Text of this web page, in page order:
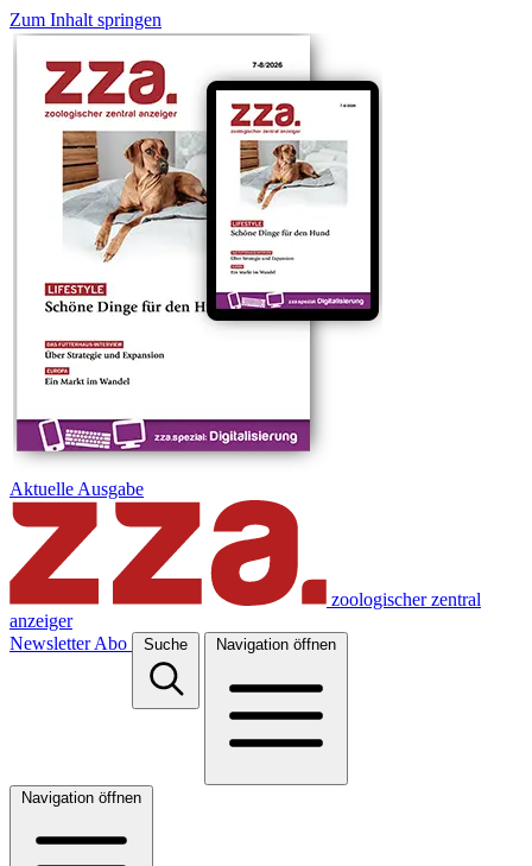
Zum Inhalt springen
Aktuelle Ausgabe
zoologischer zentral
anzeiger
Newsletter Abo Suche Navigation öffnen
Navigation öffnen